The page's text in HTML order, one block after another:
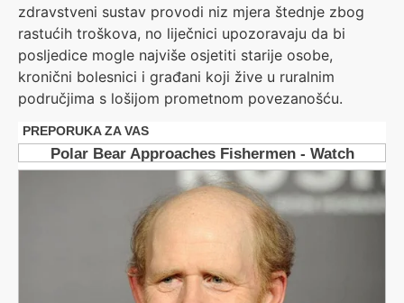
zdravstveni sustav provodi niz mjera štednje zbog
rastućih troškova, no liječnici upozoravaju da bi
posljedice mogle najviše osjetiti starije osobe,
kronični bolesnici i građani koji žive u ruralnim
područjima s lošijom prometnom povezanošću.